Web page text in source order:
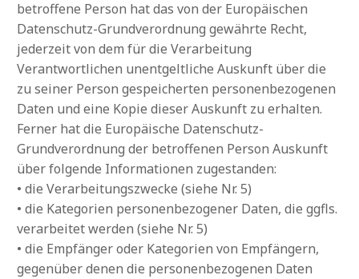
betroffene Person hat das von der Europäischen
Datenschutz-Grundverordnung gewährte Recht,
jederzeit von dem für die Verarbeitung
Verantwortlichen unentgeltliche Auskunft über die
zu seiner Person gespeicherten personenbezogenen
Daten und eine Kopie dieser Auskunft zu erhalten.
Ferner hat die Europäische Datenschutz-
Grundverordnung der betroffenen Person Auskunft
über folgende Informationen zugestanden:
• die Verarbeitungszwecke (siehe Nr. 5)
• die Kategorien personenbezogener Daten, die ggfls.
verarbeitet werden (siehe Nr. 5)
• die Empfänger oder Kategorien von Empfängern,
gegenüber denen die personenbezogenen Daten